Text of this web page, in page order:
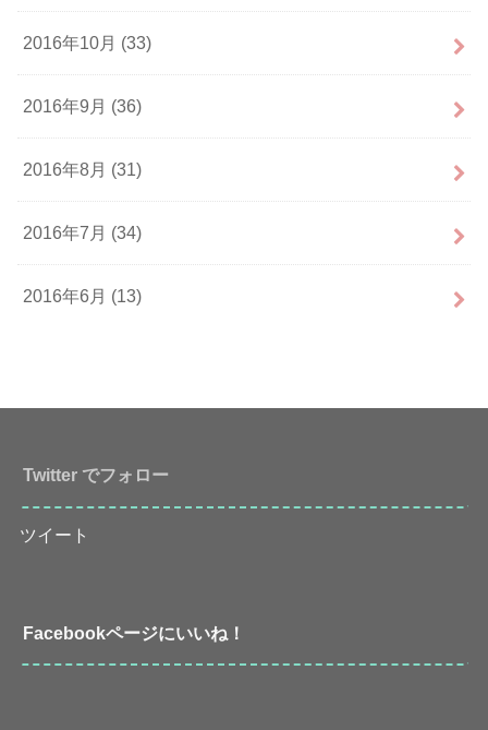
2016年10月 (33)
2016年9月 (36)
2016年8月 (31)
2016年7月 (34)
2016年6月 (13)
Twitter でフォロー
ツイート
Facebookページにいいね！